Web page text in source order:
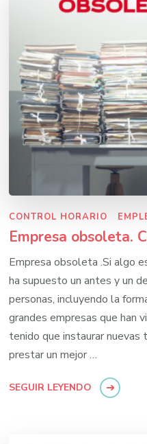
CONTROL HORARIO
Empresa obsoleta.
Empresa obsoleta .Si algo
ha supuesto un antes y un
personas, incluyendo la
grandes empresas que han
tenido que instaurar nuevas
prestar un mejor …
SEGUIR LEYENDO